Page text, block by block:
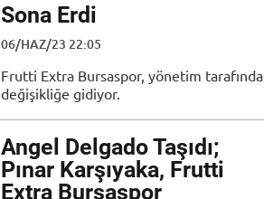
Sona Erdi
06/HAZ/23 22:05
Frutti Extra Bursaspor, yönetim tarafında
değişikliğe gidiyor.
Angel Delgado Taşıdı;
Pınar Karşıyaka, Frutti
Extra Bursaspor